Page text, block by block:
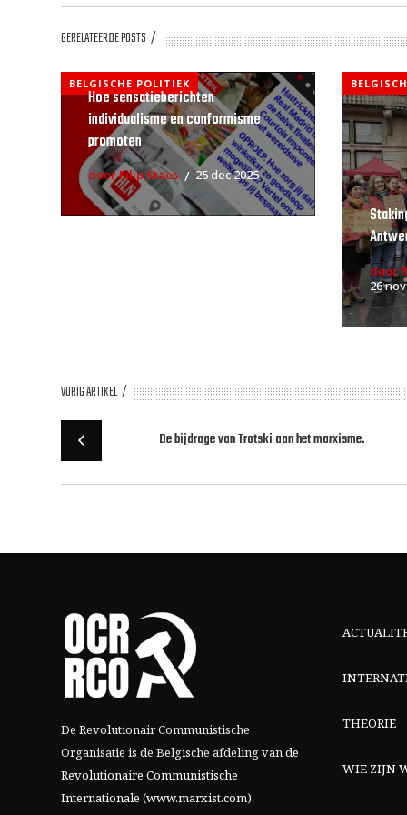
GERELATEERDE POSTS
BELGISCHE POLITIEK
Hoe sensatieberichten
individualisme en conformisme
promoten
door Filip Staes 25 dec 2025
door
26
VORIG ARTIKEL
De bijdrage van Trotski aan het marxisme.
De Revolutionair Communistische
Organisatie is de Belgische afdeling vande
Revolutionaire Communistische
Internationale (www.marxist.com).
THEORIE
WIE ZIJN